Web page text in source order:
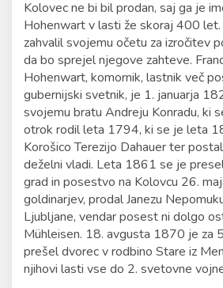
Kolovec ne bi bil prodan, saj ga je
Hohenwart v lasti že skoraj 400 let.
zahvalil svojemu očetu za izročitev
da bo sprejel njegove zahteve.
Hohenwart, komornik, lastnik več
gubernijski svetnik, je 1. januarja
svojemu bratu Andreju Konradu, ki
otrok rodil leta 1794, ki se je leta
Korošico Terezijo Dahauer ter
deželni vladi. Leta 1861 se je
grad in posestvo na Kolovcu 26.
goldinarjev, prodal Janezu
Ljubljane, vendar posest ni dolgo
Mühleisen. 18. avgusta 1870 je za
prešel dvorec v rodbino Stare iz
njihovi lasti vse do 2. svetovne